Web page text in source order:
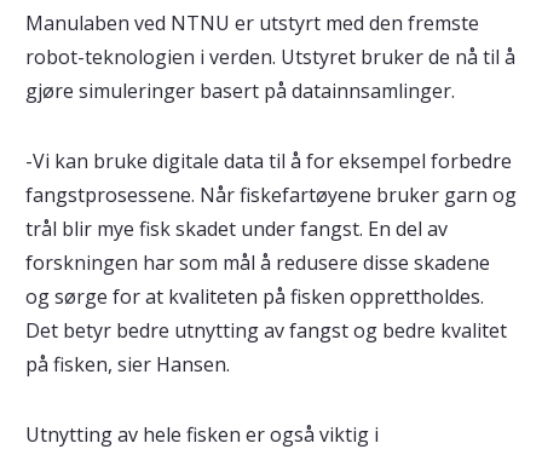
Manulaben ved NTNU er utstyrt med den fremste
robot-teknologien i verden. Utstyret bruker de nå til å
gjøre simuleringer basert på datainnsamlinger.
-Vi kan bruke digitale data til å for eksempel forbedre
fangstprosessene. Når fiskefartøyene bruker garn og
trål blir mye fisk skadet under fangst. En del av
forskningen har som mål å redusere disse skadene
og sørge for at kvaliteten på fisken opprettholdes.
Det betyr bedre utnytting av fangst og bedre kvalitet
på fisken, sier Hansen.
Utnytting av hele fisken er også viktig i